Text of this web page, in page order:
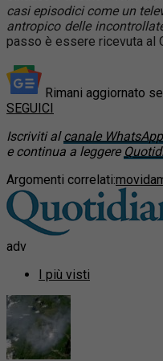
casi episodici come un
antropico delle
passo è essere ricevuta al
Rimani aggiornato
SEGUICI
Iscriviti alcanale WhatsApp
e continua a leggere
Argomenti correlati:movida
adv
I più visti